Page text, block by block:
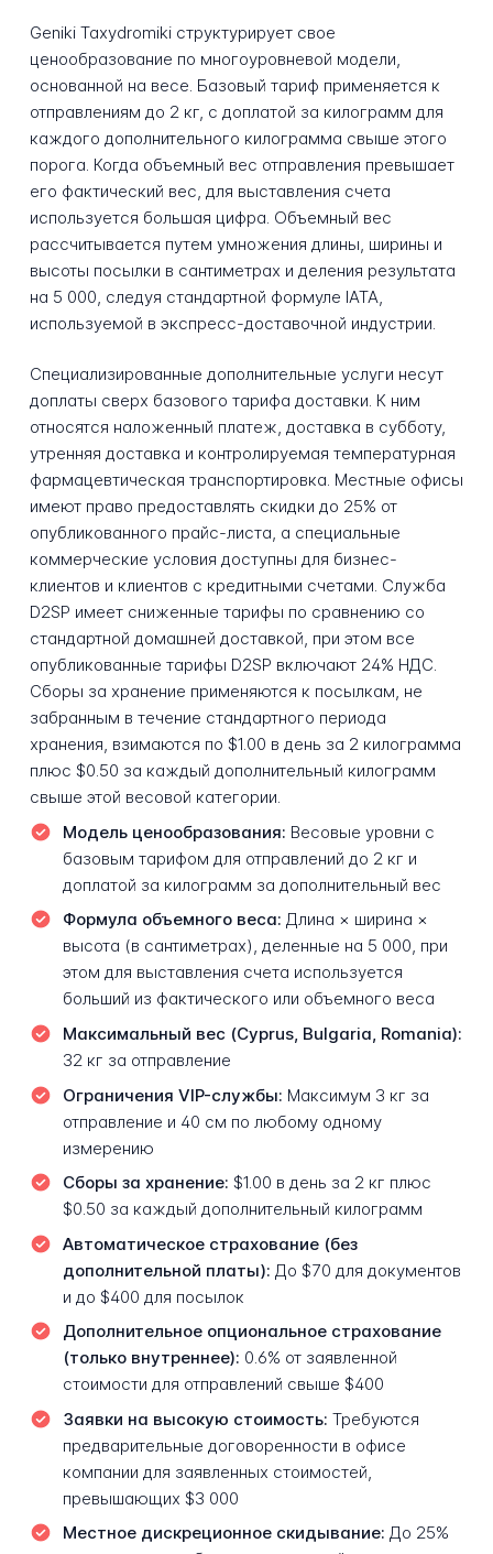
Geniki Taxydromiki структурирует свое
ценообразование по многоуровневой модели,
основанной на весе. Базовый тариф применяется к
отправлениям до 2 кг, с доплатой за килограмм для
каждого дополнительного килограмма свыше этого
порога. Когда объемный вес отправления превышает
его фактический вес, для выставления счета
используется большая цифра. Объемный вес
рассчитывается путем умножения длины, ширины и
высоты посылки в сантиметрах и деления результата
на 5 000, следуя стандартной формуле IATA,
используемой в экспресс-доставочной индустрии.
Специализированные дополнительные услуги несут
доплаты сверх базового тарифа доставки. К ним
относятся наложенный платеж, доставка в субботу,
утренняя доставка и контролируемая температурная
фармацевтическая транспортировка. Местные офисы
имеют право предоставлять скидки до 25% от
опубликованного прайс-листа, а специальные
коммерческие условия доступны для бизнес-
клиентов и клиентов с кредитными счетами. Служба
D2SP имеет сниженные тарифы по сравнению со
стандартной домашней доставкой, при этом все
опубликованные тарифы D2SP включают 24% НДС.
Сборы за хранение применяются к посылкам, не
забранным в течение стандартного периода
хранения, взимаются по $1.00 в день за 2 килограмма
плюс $0.50 за каждый дополнительный килограмм
свыше этой весовой категории.
Модель ценообразования: Весовые уровни с
базовым тарифом для отправлений до 2 кг и
доплатой за килограмм за дополнительный вес
Формула объемного веса: Длина × ширина ×
высота (в сантиметрах), деленные на 5 000, при
этом для выставления счета используется
больший из фактического или объемного веса
Максимальный вес (Cyprus, Bulgaria, Romania):
32 кг за отправление
Ограничения VIP-службы: Максимум 3 кг за
отправление и 40 см по любому одному
измерению
Сборы за хранение: $1.00 в день за 2 кг плюс
$0.50 за каждый дополнительный килограмм
Автоматическое страхование (без
дополнительной платы): До $70 для документов
и до $400 для посылок
Дополнительное опциональное страхование
(только внутреннее): 0.6% от заявленной
стоимости для отправлений свыше $400
Заявки на высокую стоимость: Требуются
предварительные договоренности в офисе
компании для заявленных стоимостей,
превышающих $3 000
Местное дискреционное скидывание: До 25%